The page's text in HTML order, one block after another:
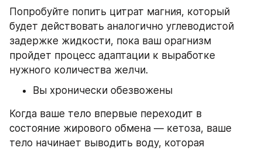
Попробуйте попить цитрат магния, который
будет действовать аналогично углеводистой
задержке жидкости, пока ваш орагнизм
пройдет процесс адаптации к выработке
нужного количества желчи.
Вы хронически обезвожены
Когда ваше тело впервые переходит в
состояние жирового обмена — кетоза, ваше
тело начинает выводить воду, которая